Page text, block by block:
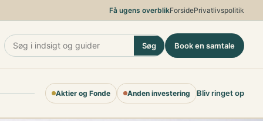
Få ugens overblikForsidePrivatlivspolitik
Søg Book en samtale
Aktier og Fonde Anden investering Bliv ringet op